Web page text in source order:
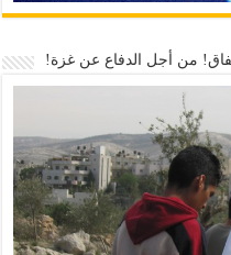
من أجل الدفاع عن غزة!